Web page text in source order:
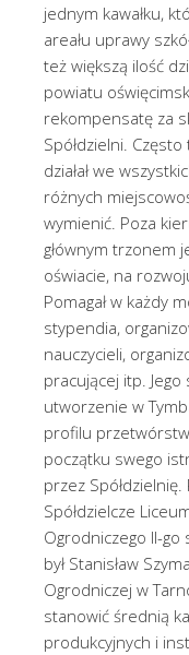
jednym kawałku,
areału uprawy
też większą ilość
powiatu
rekompensatę za
Spółdzielni. Często
działał we
różnych
wymienić. Poza
głównym trzonem
oświacie, na
Pomagał w każdy
stypendia,
nauczycieli,
pracującej itp. Jego
utworzenie w
profilu
początku swego
przez Spółdzielnię.
Spółdzielcze
Ogrodniczego II-
był Stanisław
Ogrodniczej w
stanowić średnią
produkcyjnych i